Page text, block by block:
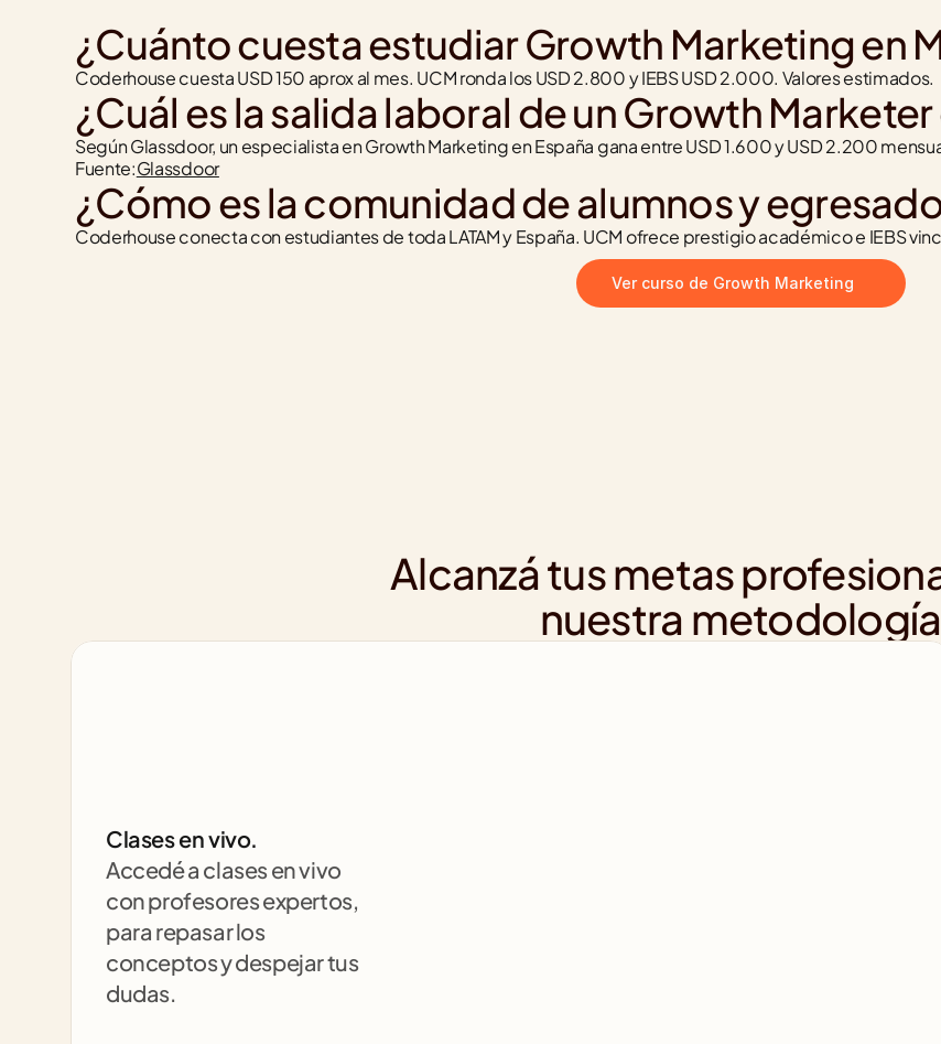
¿Cuánto cuesta estudiar Growth Marketing en
Coderhouse cuesta USD 150 aprox al mes. UCM ronda los USD 2.800 y IEBS USD 2.000. Valores estimados.
¿Cuál es la salida laboral de un Growth Marketer
Según Glassdoor, un especialista en Growth Marketing en España gana entre USD 1.600 y USD 2.200
Fuente:Glassdoor
¿Cómo es la comunidad de alumnos y
Coderhouse conecta con estudiantes de toda LATAM y España. UCM ofrece prestigio académico e IEBS
Ver curso de Growth Marketing
Alcanzá tus metas
nuestra metodología
Clases en vivo.
Accedé a clases en vivo
con profesores expertos,
para repasar los
conceptos y despejar tus
dudas.